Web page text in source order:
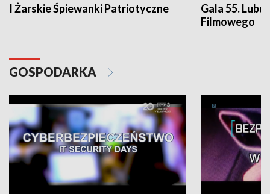
I Żarskie Śpiewanki Patriotyczne
Gala 55.
Filmowego
GOSPODARKA